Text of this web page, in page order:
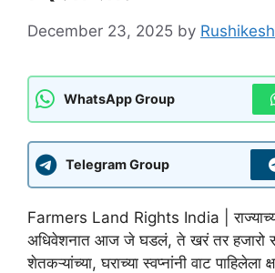
December 23, 2025 by Rushikesh
WhatsApp Group
Telegram Group
Farmers Land Rights India |
अधिवेशनात आज जे घडलं, ते खरं तर हजारो
शेतकऱ्यांच्या, घराच्या स्वप्नांनी वाट पाहिलेला